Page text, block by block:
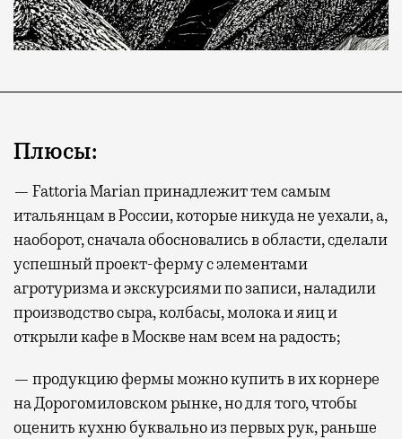
Плюсы:
— Fattoria Marian принадлежит тем самым
итальянцам в России, которые никуда не уехали, а,
наоборот, сначала обосновались в области, сделали
успешный проект-ферму с элементами
агротуризма и экскурсиями по записи, наладили
производство сыра, колбасы, молока и яиц и
открыли кафе в Москве нам всем на радость;
— продукцию фермы можно купить в их корнере
на Дорогомиловском рынке, но для того, чтобы
оценить кухню буквально из первых рук, раньше